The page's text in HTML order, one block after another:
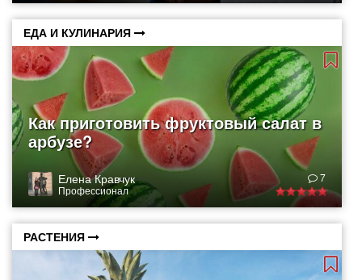
ЕДА И КУЛИНАРИЯ
Как приготовить фруктовый салат в
арбузе?
Елена Кравчук
Профессионал
7
РАСТЕНИЯ